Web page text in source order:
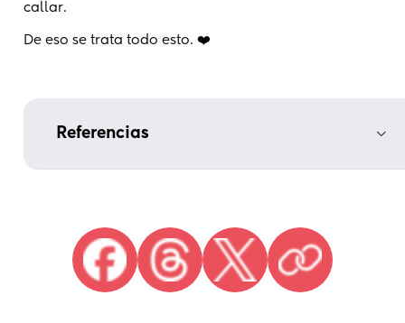
callar.
De eso se trata todo esto. ❤️
Referencias